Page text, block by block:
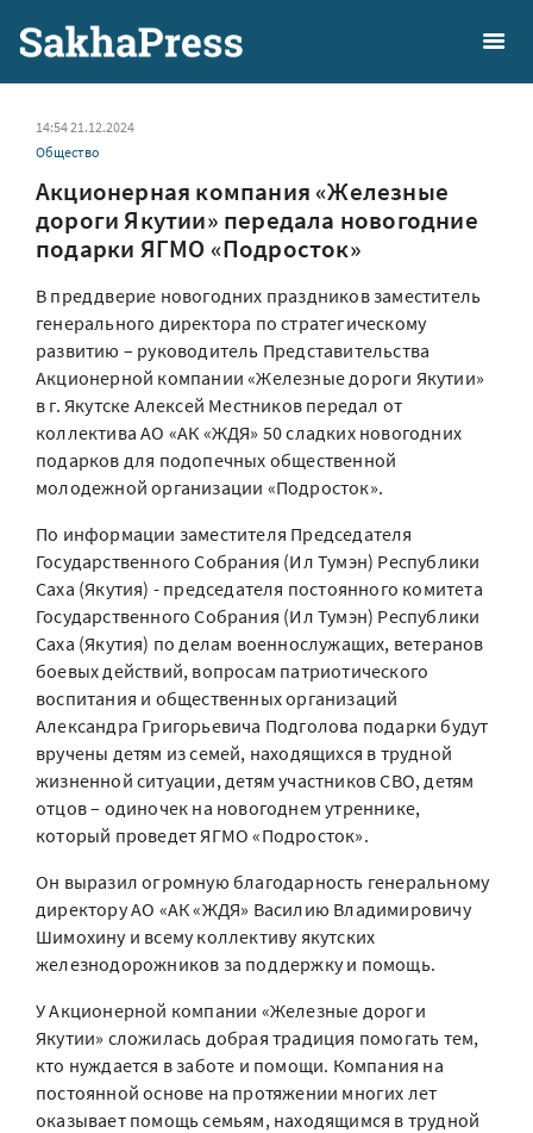
14:54 21.12.2024
Общество
Акционерная компания «Железные
дороги Якутии» передала новогодние
подарки ЯГМО «Подросток»
В преддверие новогодних праздников заместитель
генерального директора по стратегическому
развитию – руководитель Представительства
Акционерной компании «Железные дороги Якутии»
в г. Якутске Алексей Местников передал от
коллектива АО «АК «ЖДЯ» 50 сладких новогодних
подарков для подопечных общественной
молодежной организации «Подросток».
По информации заместителя Председателя
Государственного Собрания (Ил Тумэн) Республики
Саха (Якутия) - председателя постоянного комитета
Государственного Собрания (Ил Тумэн) Республики
Саха (Якутия) по делам военнослужащих, ветеранов
боевых действий, вопросам патриотического
воспитания и общественных организаций
Александра Григорьевича Подголова подарки будут
вручены детям из семей, находящихся в трудной
жизненной ситуации, детям участников СВО, детям
отцов – одиночек на новогоднем утреннике,
который проведет ЯГМО «Подросток».
Он выразил огромную благодарность генеральному
директору АО «АК «ЖДЯ» Василию Владимировичу
Шимохину и всему коллективу якутских
железнодорожников за поддержку и помощь.
У Акционерной компании «Железные дороги
Якутии» сложилась добрая традиция помогать тем,
кто нуждается в заботе и помощи. Компания на
постоянной основе на протяжении многих лет
оказывает помощь семьям, находящимся в трудной